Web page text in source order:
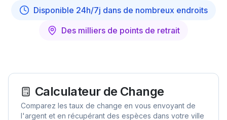
Disponible 24h/7j dans de nombreux endroits
Des milliers de points de retrait
Calculateur de Change
Comparez les taux de change en vous envoyant de
l'argent et en récupérant des espèces dans votre ville